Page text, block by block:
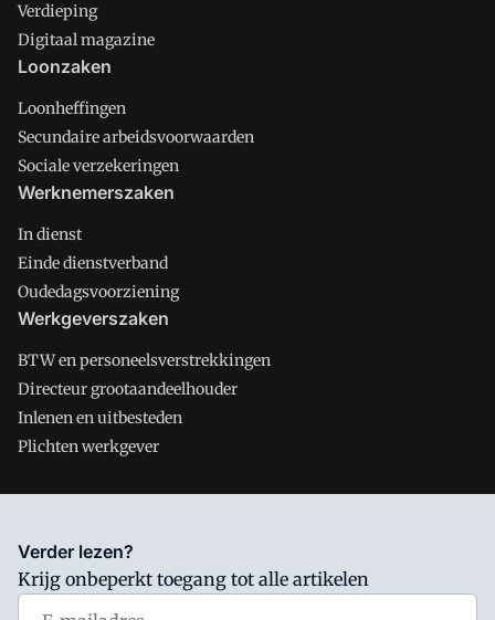
Verdieping
Digitaal magazine
Loonzaken
Loonheffingen
Secundaire arbeidsvoorwaarden
Sociale verzekeringen
Werknemerszaken
In dienst
Einde dienstverband
Oudedagsvoorziening
Werkgeverszaken
BTW en personeelsverstrekkingen
Directeur grootaandeelhouder
Inlenen en uitbesteden
Plichten werkgever
Salarisnet is onderdeel van VMN media. Lees in
waar VMN media voor staat. Op gebruik van deze site zijn de
volgende regelingen van toepassing:Algemene Voorwaarden
Verder lezen?
Krijg onbeperkt toegang tot alle artikelen